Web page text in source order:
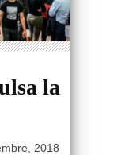
la
2018